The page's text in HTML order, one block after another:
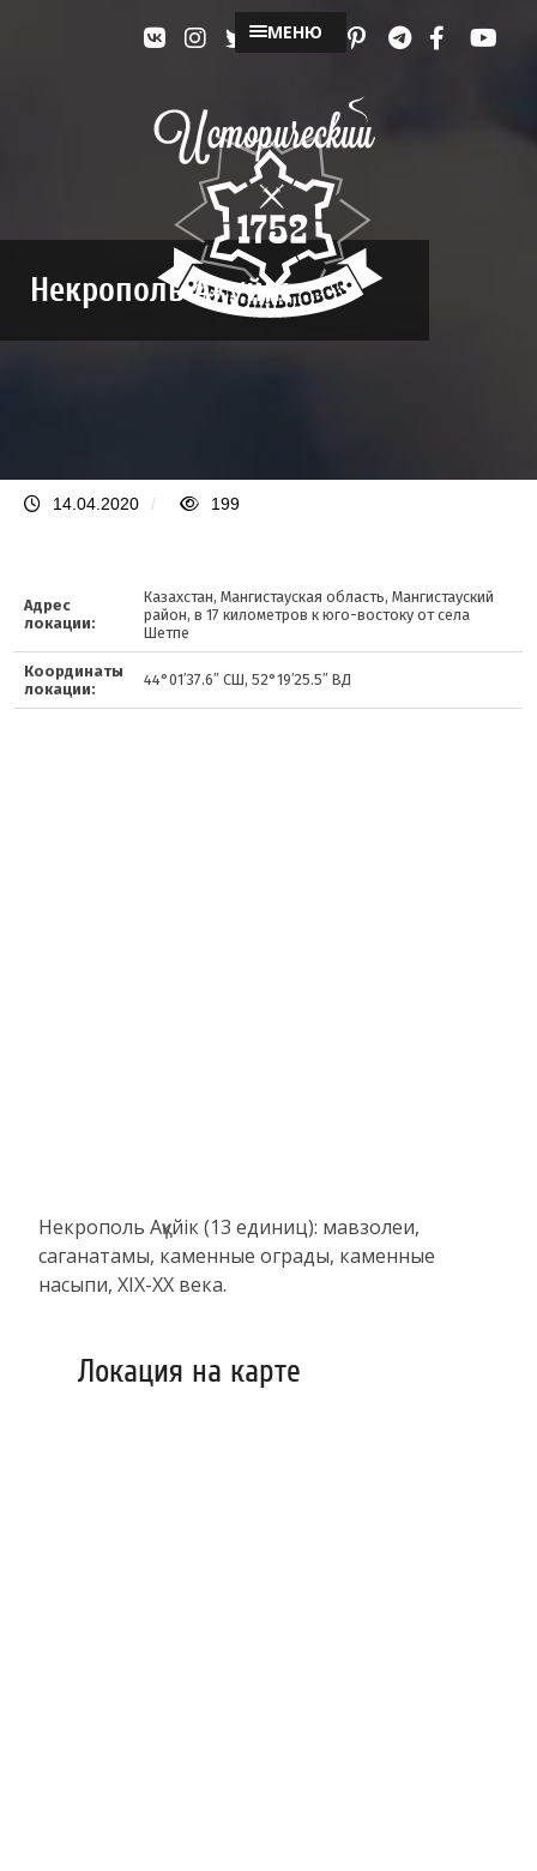
МЕНЮ
Некрополь Ақүйік
14.04.2020 / 199
Адрес
локации:
Казахстан, Мангистауская область, Мангистауский
район, в 17 километров к юго-востоку от села
Шетпе
Координаты
локации:
44°01′37.6″ СШ, 52°19′25.5″ ВД
Некрополь Ақүйік (13 единиц): мавзолеи,
саганатамы, каменные ограды, каменные
насыпи, ХIХ-ХХ века.
Локация на карте